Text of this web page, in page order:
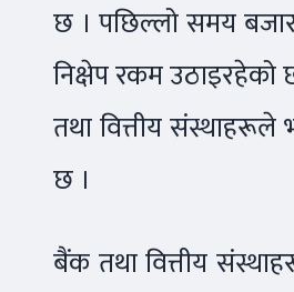
छ । पछिल्लो समय
निक्षेप रकम
तथा वित्तीय
छ ।
बैंक तथा वित्तीय